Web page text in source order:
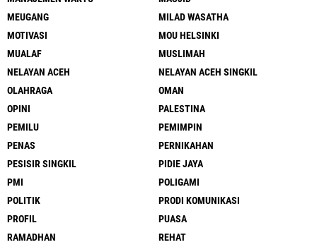
MEUGANG
MILAD WASATHA
MOTIVASI
MOU HELSINKI
MUALAF
MUSLIMAH
NELAYAN ACEH
NELAYAN ACEH SINGKIL
OLAHRAGA
OMAN
OPINI
PALESTINA
PEMILU
PEMIMPIN
PENAS
PERNIKAHAN
PESISIR SINGKIL
PIDIE JAYA
PMI
POLIGAMI
POLITIK
PRODI KOMUNIKASI
PROFIL
PUASA
RAMADHAN
REHAT